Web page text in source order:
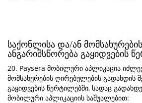
საქონლისა და/ან
ანგარიშსწორება გაყიდვების
20. Paysera მობილური აპლიკაცია
მომსახურების ღირებულების გადახდის
გაყიდვების წერტილებში, სადაც
მობილური აპლიკაციის საშუალებით: